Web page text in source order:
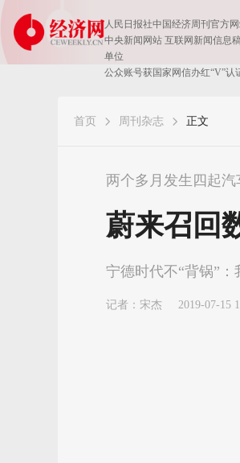
人民日报社中国经济周刊官方
中央新闻网站 互联网新闻信息
单位
公众账号获国家网信办红“V”认
首页 周刊杂志 正文
两个多月发生四起汽
蔚来召回
宁德时代不“背锅”
记者： 宋杰 2019-07-15